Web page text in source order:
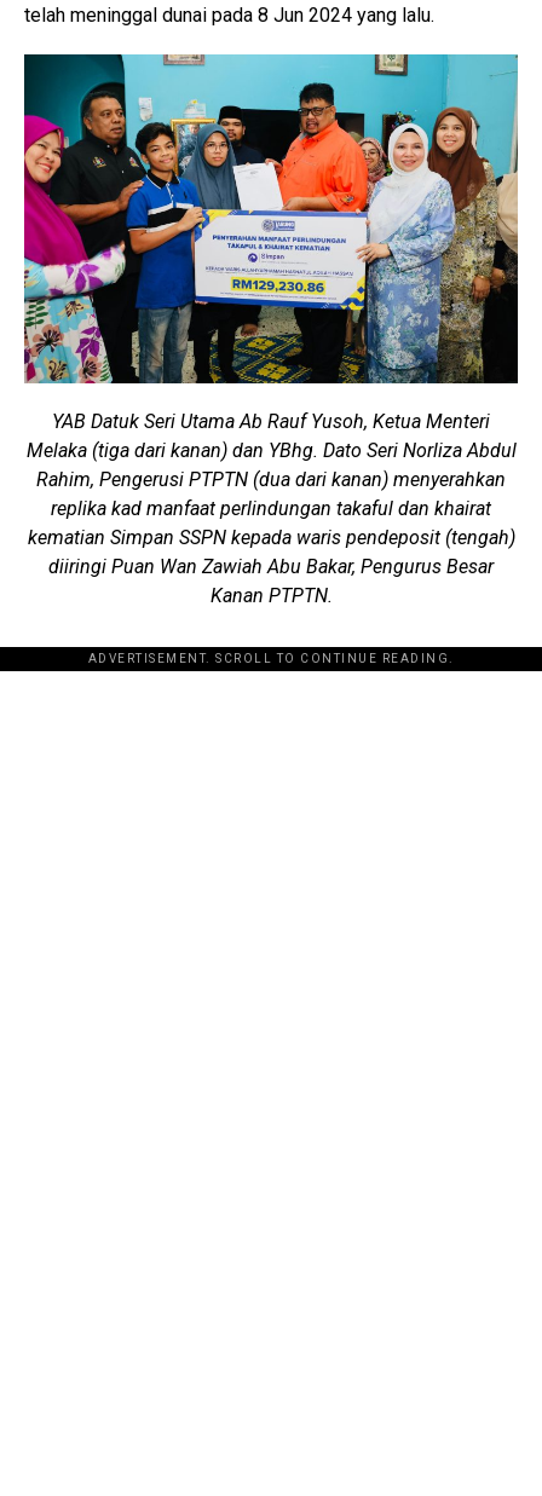
telah meninggal dunai pada 8 Jun 2024 yang lalu.
YAB Datuk Seri Utama Ab Rauf Yusoh, Ketua Menteri
Melaka (tiga dari kanan) dan YBhg. Dato Seri Norliza Abdul
Rahim, Pengerusi PTPTN (dua dari kanan) menyerahkan
replika kad manfaat perlindungan takaful dan khairat
kematian Simpan SSPN kepada waris pendeposit (tengah)
diiringi Puan Wan Zawiah Abu Bakar, Pengurus Besar
Kanan PTPTN.
ADVERTISEMENT. SCROLL TO CONTINUE READING.